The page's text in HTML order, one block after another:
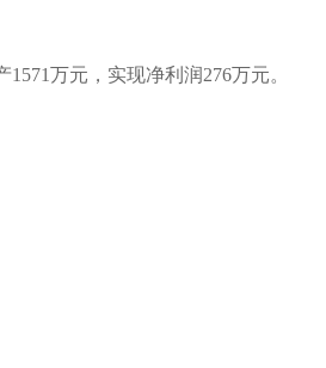
万元，实现净利润276万元。